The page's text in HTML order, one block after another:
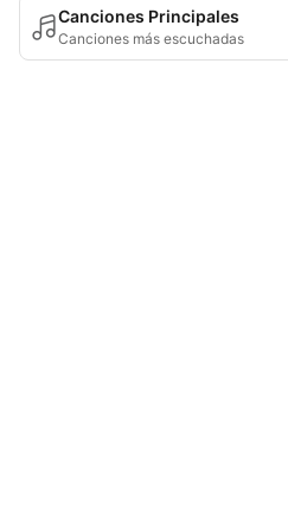
Canciones Principales
Canciones más escuchadas